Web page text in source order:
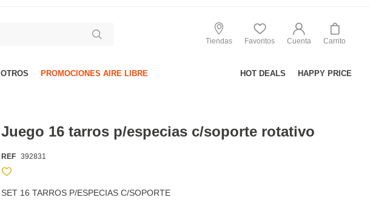
Tiendas Favoritos Cuenta Carrito
OTROS PROMOCIONES AIRE LIBRE HOT DEALS HAPPY PRICE
Juego 16 tarros p/especias c/soporte rotativo
REF 392831
SET 16 TARROS P/ESPECIAS C/SOPORTE